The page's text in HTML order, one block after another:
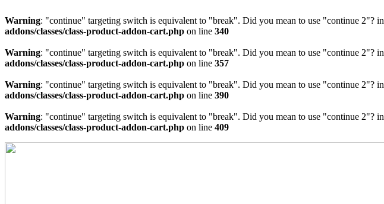
Warning: "continue" targeting switch is equivalent to "break". Did you mean to use "continue 2"? in
addons/classes/class-product-addon-cart.php on line 340
Warning: "continue" targeting switch is equivalent to "break". Did you mean to use "continue 2"? in
addons/classes/class-product-addon-cart.php on line 357
Warning: "continue" targeting switch is equivalent to "break". Did you mean to use "continue 2"? in
addons/classes/class-product-addon-cart.php on line 390
Warning: "continue" targeting switch is equivalent to "break". Did you mean to use "continue 2"? in
addons/classes/class-product-addon-cart.php on line 409